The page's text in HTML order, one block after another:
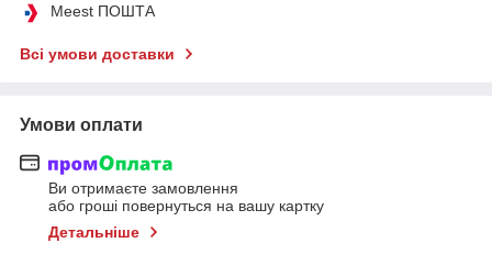
Meest ПОШТА
Всі умови доставки
Умови оплати
Ви отримаєте замовлення
або гроші повернуться на вашу картку
Детальніше